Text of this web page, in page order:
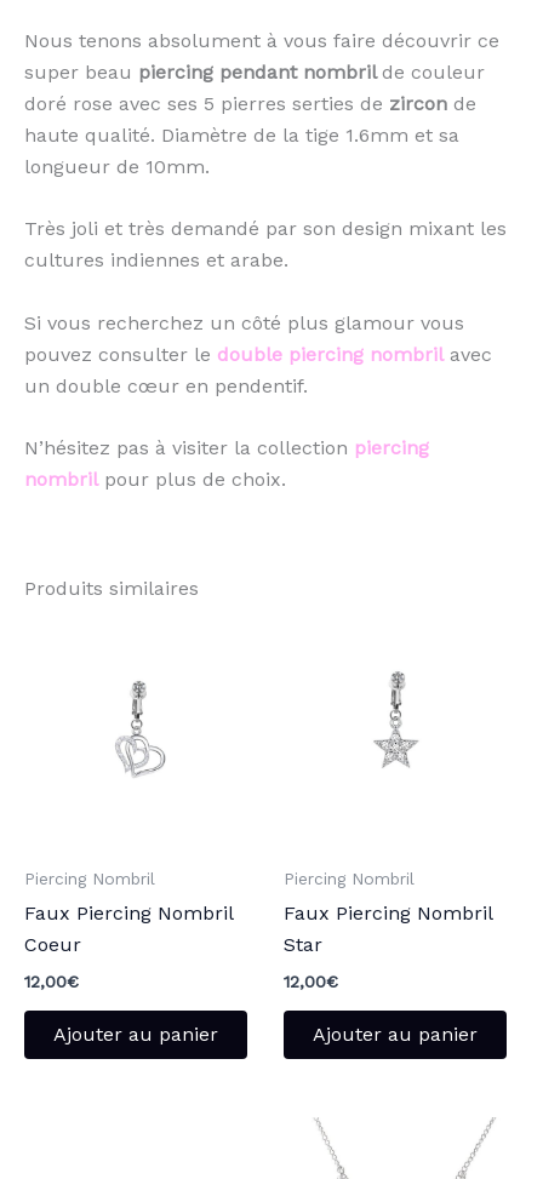
Nous tenons absolument à vous faire découvrir ce
super beau piercing pendant nombril de couleur
doré rose avec ses 5 pierres serties de zircon de
haute qualité. Diamètre de la tige 1.6mm et sa
longueur de 10mm.
Très joli et très demandé par son design mixant les
cultures indiennes et arabe.
Si vous recherchez un côté plus glamour vous
pouvez consulter le double piercing nombrilavec
un double cœur en pendentif.
N’hésitez pas à visiter la collection piercing
nombrilpour plus de choix.
Produits similaires
Piercing Nombril
Faux Piercing Nombril
Coeur
12,00€
Ajouter au panier
Piercing Nombril
Faux Piercing Nombril
Star
12,00€
Ajouter au panier